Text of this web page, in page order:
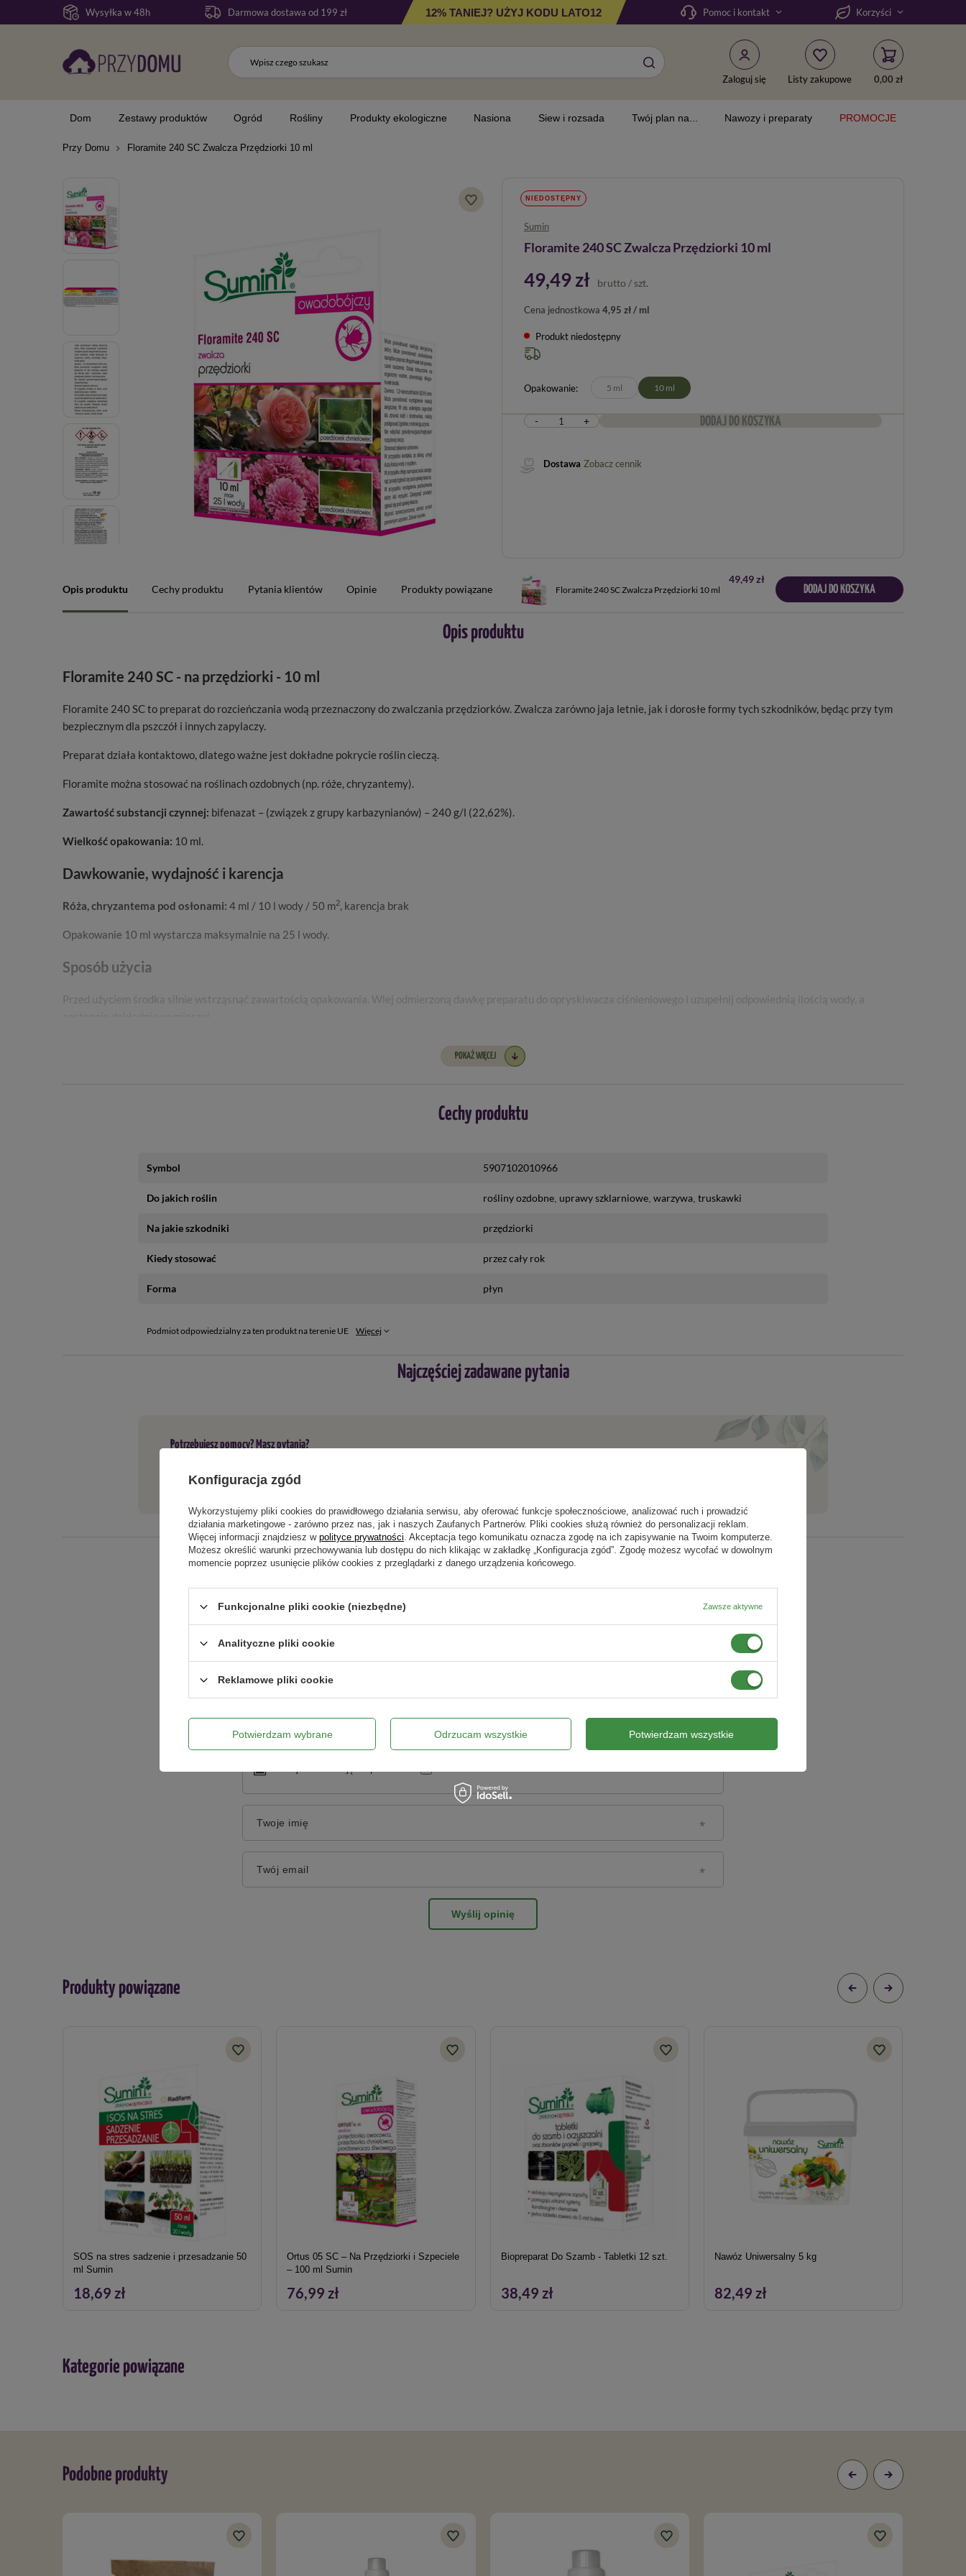
Wysyłka w 48h Darmowa dostawa od 199 zł 12% TANIEJ? UŻYJ KODU LATO12 Pomoc i kontakt Korzyści
Zaloguj się Listy zakupowe 0,00 zł
Dom Zestawy produktów Ogród Rośliny Produkty ekologiczne Nasiona Siew i rozsada Twój plan na... Nawozy i preparaty PROMOCJE
Przy Domu Floramite 240 SC Zwalcza Przędziorki 10 ml
NIEDOSTĘPNY
Sumin
Floramite 240 SC Zwalcza Przędziorki 10 ml
49,49 zł brutto / szt.
Cena jednostkowa 4,95 zł / ml
Produkt niedostępny
Opakowanie 5 ml 10 ml
- + DODAJ DO KOSZYKA
Dostawa Zobacz cennik
Opis produktu Cechy produktu Pytania klientów Opinie Produkty powiązane Floramite 240 SC Zwalcza Przędziorki 10 ml
49,49 zł
DODAJ DO KOSZYKA
Opis produktu
Floramite 240 SC - na przędziorki - 10 ml
Floramite 240 SC to preparat do rozcieńczania wodą przeznaczony do zwalczania przędziorków. Zwalcza zarówno jaja letnie, jak i dorosłe formy tych szkodników, będąc przy tym
bezpiecznym dla pszczół i innych zapylaczy.
Preparat działa kontaktowo, dlatego ważne jest dokładne pokrycie roślin cieczą.
Floramite można stosować na roślinach ozdobnych (np. róże, chryzantemy).
Zawartość substancji czynnej: bifenazat – (związek z grupy karbazynianów) – 240 g/l (22,62%).
Wielkość opakowania: 10 ml.
Dawkowanie, wydajność i karencja
Róża, chryzantema pod osłonami: 4 ml / 10 l wody / 50 m2, karencja brak
Opakowanie 10 ml wystarcza maksymalnie na 25 l wody.
Sposób użycia
Przed użyciem środka silnie wstrząsnąć zawartością opakowania. Wlej odmierzoną dawkę preparatu do opryskiwacza ciśnieniowego i uzupełnij odpowiednią ilością wody, a
produktu. Nabycie środków ochrony roślin mogą dokonywać jedynie osoby pełnoletnie oraz posiadające kwalifikacje wymagane od osób nabywających środki ochrony roślin,
POKAŻ WIĘCEJ
Cechy produktu
Symbol 5907102010966
Do jakich roślin rośliny ozdobne uprawy szklarniowe warzywa truskawki
Na jakie szkodniki przędziorki
Kiedy stosować przez cały rok
Forma płyn
Podmiot odpowiedzialny za ten produkt na terenie UE Więcej
Najczęściej zadawane pytania
Potrzebujesz pomocy? Masz pytania?
Jeżeli powyższy opis jest dla Ciebie niewystarczający, prześlij nam swoje pytanie odnośnie
tego produktu. Postaramy się odpowiedzieć tak szybko jak tylko będzie to możliwe.
5/5
Treść twojej opinii
Twoje imię
Twój email
Wyślij opinię
Produkty powiązane
SOS na stres sadzenie i przesadzanie 50
ml Sumin
18,69 zł
Ortus 05 SC – Na Przędziorki i Szpeciele
– 100 ml Sumin
76,99 zł
Biopreparat Do Szamb - Tabletki 12 szt.
38,49 zł
Nawóz Uniwersalny 5 kg
82,49 zł
Kategorie powiązane
Podobne produkty
Konfiguracja zgód
Wykorzystujemy pliki cookies do prawidłowego działania serwisu, aby oferować funkcje społecznościowe, analizować ruch i prowadzić
działania marketingowe - zarówno przez nas, jak i naszych Zaufanych Partnerów. Pliki cookies służą również do personalizacji reklam.
Więcej informacji znajdziesz w polityce prywatności. Akceptacja tego komunikatu oznacza zgodę na ich zapisywanie na Twoim komputerze.
Możesz określić warunki przechowywania lub dostępu do nich klikając w zakładkę „Konfiguracja zgód”. Zgodę możesz wycofać w dowolnym
momencie poprzez usunięcie plików cookies z przeglądarki z danego urządzenia końcowego.
Funkcjonalne pliki cookie (niezbędne) Zawsze aktywne
Analityczne pliki cookie
Reklamowe pliki cookie
Potwierdzam wybrane Odrzucam wszystkie Potwierdzam wszystkie